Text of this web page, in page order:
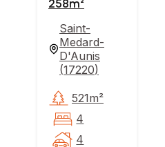
258m²
Saint-
Medard-
D'Aunis
(17220)
521m²
4
4